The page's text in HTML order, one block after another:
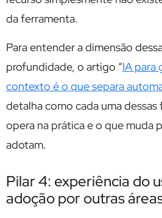
da ferramenta.
Para entender a dimensão
profundidade, o artigo “IA para
contexto é o que separa
detalha como cada uma
opera na prática e o que muda
adotam.
Pilar 4: experiência do
adoção por outras